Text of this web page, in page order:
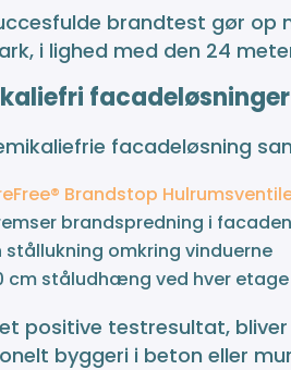
brandtest gør
i lighed med den 24
facadeløsning
Brandstop
brandspredning i
stållukning omkring vinduerne
cm ståludhæng ved hver etage
positive testresultat,
byggeri i beton eller